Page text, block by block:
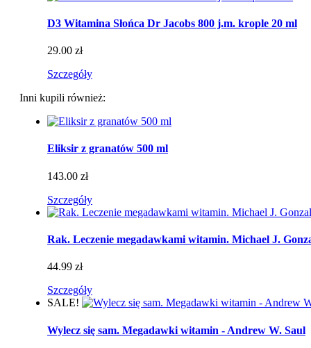
D3 Witamina Słońca Dr Jacobs 800 j.m. krople 20 ml
29.00 zł
Szczegóły
Inni kupili również:
Eliksir z granatów 500 ml
143.00 zł
Szczegóły
Rak. Leczenie megadawkami witamin. Michael J.
44.99 zł
Szczegóły
SALE!
Wylecz się sam. Megadawki witamin - Andrew W. Saul